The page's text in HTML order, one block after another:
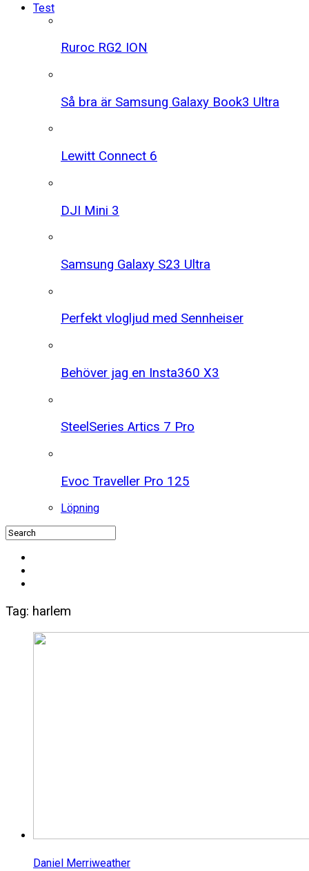
Test
Ruroc RG2 ION
Så bra är Samsung Galaxy Book3 Ultra
Lewitt Connect 6
DJI Mini 3
Samsung Galaxy S23 Ultra
Perfekt vlogljud med Sennheiser
Behöver jag en Insta360 X3
SteelSeries Artics 7 Pro
Evoc Traveller Pro 125
Löpning
Tag: harlem
Daniel Merriweather